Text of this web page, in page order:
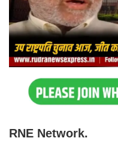
RNE Network.